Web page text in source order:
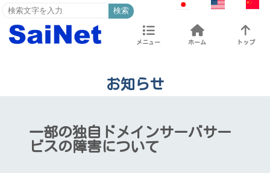
検索
メニュー ホーム トップ
お知らせ
一部の独自ドメインサーバサー
ビスの障害について